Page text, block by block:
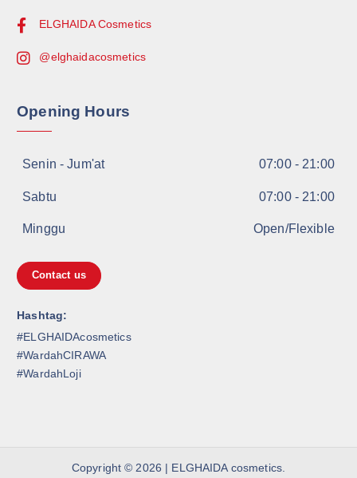
ELGHAIDA Cosmetics
@elghaidacosmetics
Opening Hours
Senin - Jum'at 07:00 - 21:00
Sabtu 07:00 - 21:00
Minggu Open/Flexible
Contact us
Hashtag:
#ELGHAIDAcosmetics
#WardahCIRAWA
#WardahLoji
Copyright © 2026 | ELGHAIDA cosmetics